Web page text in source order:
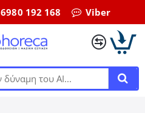
6980 192 168 Viber